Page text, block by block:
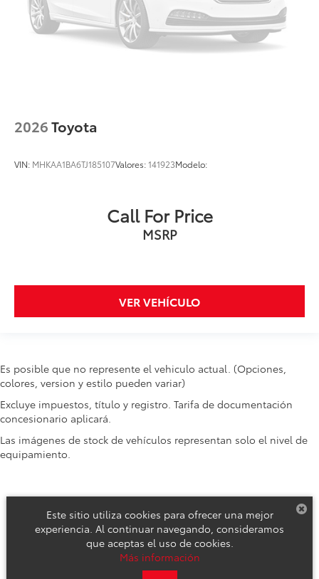
2026Toyota
VIN: MHKAA1BA6TJ185107Valores:141923Modelo:
Call For Price
MSRP
VER VEHÍCULO
Es posible que no represente el vehiculo actual. (Opciones,
colores, version y estilo pueden variar)
Excluye impuestos, título y registro. Tarifa de documentación
concesionario aplicará.
Las imágenes de stock de vehículos representan solo el nivel de
equipamiento.
Derechos de autor © 2026 por DealerOn Mapa del sitio
Este sitio utiliza cookies para ofrecer una mejor
experiencia. Al continuar navegando, consideramos
que aceptas el uso de cookies.
Más información